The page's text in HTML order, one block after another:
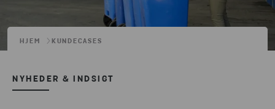
HJEM KUNDECASES
NYHEDER & INDSIGT